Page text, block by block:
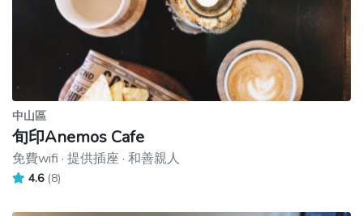
中山區
旬印Anemos Cafe
免費wifi · 提供插座 · 和善親人
4.6 (8)